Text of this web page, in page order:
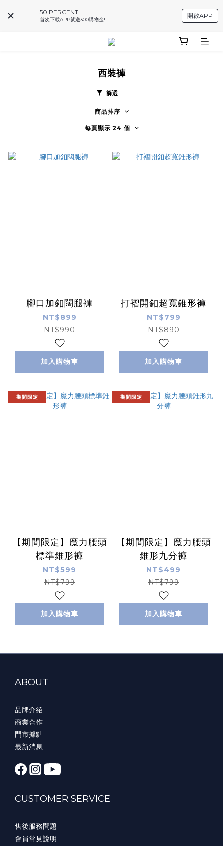
50 PERCENT
首次下載APP就送300購物金!!
開啟APP
西裝褲
篩選
商品排序
每頁顯示 24 個
腳口加釦闊腿褲
NT$899
NT$990
加入購物車
打褶開釦超寬錐形褲
NT$799
NT$890
加入購物車
期間限定
【期間限定】魔力腰頭
標準錐形褲
NT$599
NT$799
加入購物車
期間限定
【期間限定】魔力腰頭
錐形九分褲
NT$499
NT$799
加入購物車
ABOUT
品牌介紹
商業合作
門市據點
最新消息
CUSTOMER SERVICE
售後服務問題
會員常見說明